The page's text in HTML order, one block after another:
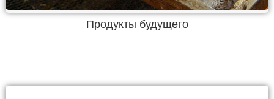
Продукты будущего